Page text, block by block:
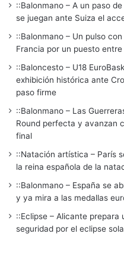
::Balonmano – A un paso
se juegan ante Suiza el
::Balonmano – Un pulso
Francia por un puesto
::Baloncesto – U18
exhibición histórica ante
paso firme
::Balonmano – Las
Round perfecta y avanzan
final
::Natación artística – París
la reina española de la
::Balonmano – España se
y ya mira a las medallas
::Eclipse – Alicante prepara
seguridad por el eclipse